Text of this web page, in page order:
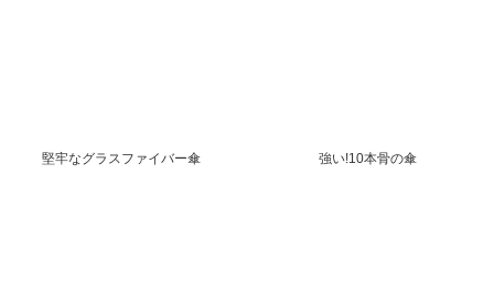
堅牢なグラスファイバー傘 強い!10本骨の傘